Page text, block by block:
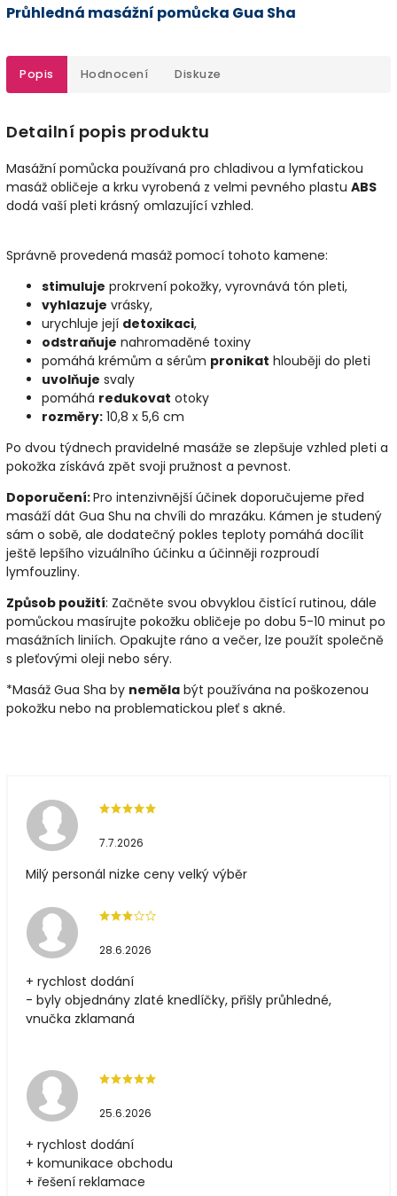
Průhledná masážní pomůcka Gua Sha
Popis Hodnocení Diskuze
Detailní popis produktu
Masážní pomůcka používaná pro chladivou a lymfatickou
masáž obličeje a krku vyrobená z velmi pevného plastu ABS
dodá vaší pleti krásný omlazující vzhled.
Správně provedená masáž pomocí tohoto kamene:
stimuluje prokrvení pokožky, vyrovnává tón pleti,
vyhlazuje vrásky,
urychluje její detoxikaci,
odstraňuje nahromaděné toxiny
pomáhá krémům a sérům pronikat hlouběji do pleti
uvolňuje svaly
pomáhá redukovat otoky
rozměry: 10,8 x 5,6 cm
Po dvou týdnech pravidelné masáže se zlepšuje vzhled pleti a
pokožka získává zpět svoji pružnost a pevnost.
Doporučení:Pro intenzivnější účinek doporučujeme před
masáží dát Gua Shu na chvíli do mrazáku. Kámen je studený
sám o sobě, ale dodatečný pokles teploty pomáhá docílit
ještě lepšího vizuálního účinku a účinněji rozproudí
lymfouzliny.
Způsob použití: Začněte svou obvyklou čistící rutinou, dále
pomůckou masírujte pokožku obličeje po dobu 5-10 minut po
masážních liniích. Opakujte ráno a večer, lze použít společně
s pleťovými oleji nebo séry.
*Masáž Gua Sha by neměla být používána na poškozenou
pokožku nebo na problematickou pleť s akné.
7.7.2026
Milý personál nizke ceny velký výběr
28.6.2026
+ rychlost dodání
- byly objednány zlaté knedlíčky, přišly průhledné,
vnučka zklamaná
25.6.2026
+ rychlost dodání
+ komunikace obchodu
+ řešení reklamace